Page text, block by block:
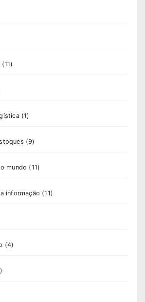
(11)
(1)
(9)
mundo (11)
informação (11)
(4)